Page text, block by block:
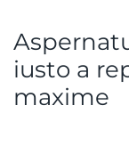
iusto a
maxime